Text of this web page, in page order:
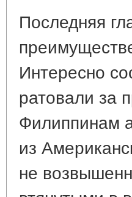
Последняя
Интересно
ратовали за
Филиппинам
из
не